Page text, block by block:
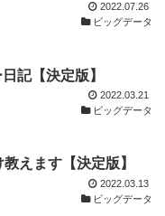
2022.07.26
ビッグデータ
記【決定版】
2022.03.21
ビッグデータ
えます【決定版】
2022.03.13
ビッグデータ